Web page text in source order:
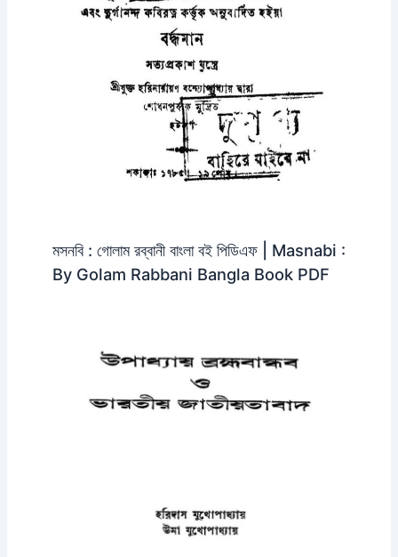
মসনবি : গোলাম রব্বানী বাংলা বই পিডিএফ | Masnabi :
By Golam Rabbani Bangla Book PDF